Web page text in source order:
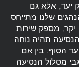
יעד, אלא גם
שלנו מתייחס
יקר, מספק שירות
תהיה נוחה
הסוף. בין אם
מסלול הנסיעה